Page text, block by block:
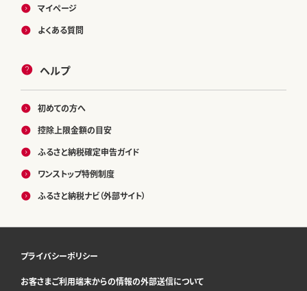
マイページ
よくある質問
ヘルプ
初めての方へ
控除上限金額の目安
ふるさと納税確定申告ガイド
ワンストップ特例制度
ふるさと納税ナビ（外部サイト）
プライバシーポリシー
お客さまご利用端末からの情報の外部送信について